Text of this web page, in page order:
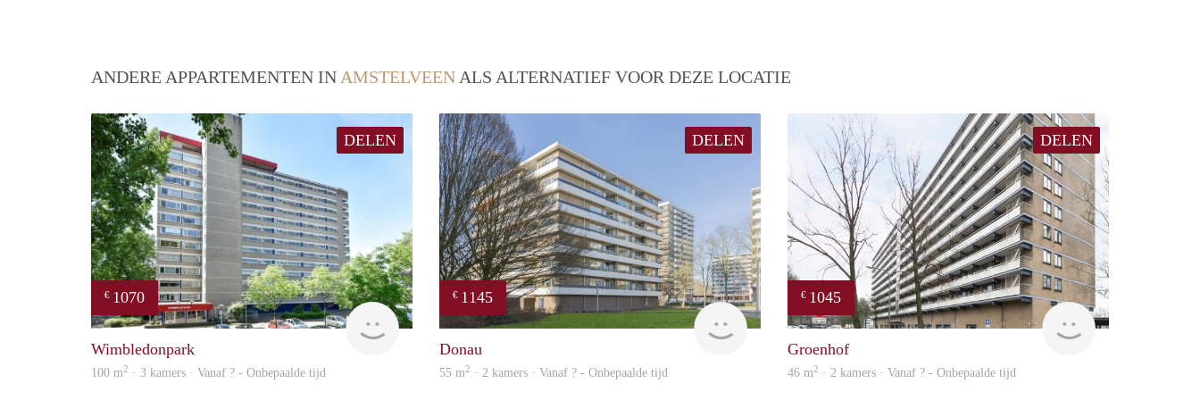
ANDERE APPARTEMENTEN IN AMSTELVEEN ALS ALTERNATIEF VOOR DEZE LOCATIE
DELEN
€ 1070
rent
Wimbledonpark
100 m2 · 3 kamers · Vanaf ? - Onbepaalde tijd
DELEN
€ 1145
Woning
Donau
55 m2 · 2 kamers · Vanaf ? - Onbepaalde tijd
DELEN
€ 1045
Woning
Groenhof
46 m2 · 2 kamers · Vanaf ? - Onbepaalde tijd